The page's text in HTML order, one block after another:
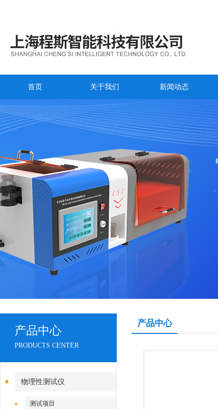
首页 关于我们 新闻动态
产品中心
PRODUCTS CENTER
物理性测试仪
测试项目
产品中心